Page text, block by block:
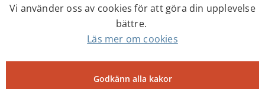
inloggning för att ta del av litteraturen.
Läs mer om tjänsten Bläddra.
Lättlästa böcker har ett enkelt språk, luftig text och
Vi använder oss av cookies för att göra din upplevelse
bättre.
Läs mer om cookies
Godkänn alla kakor